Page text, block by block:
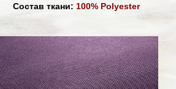
Состав ткани: 100% Polyester